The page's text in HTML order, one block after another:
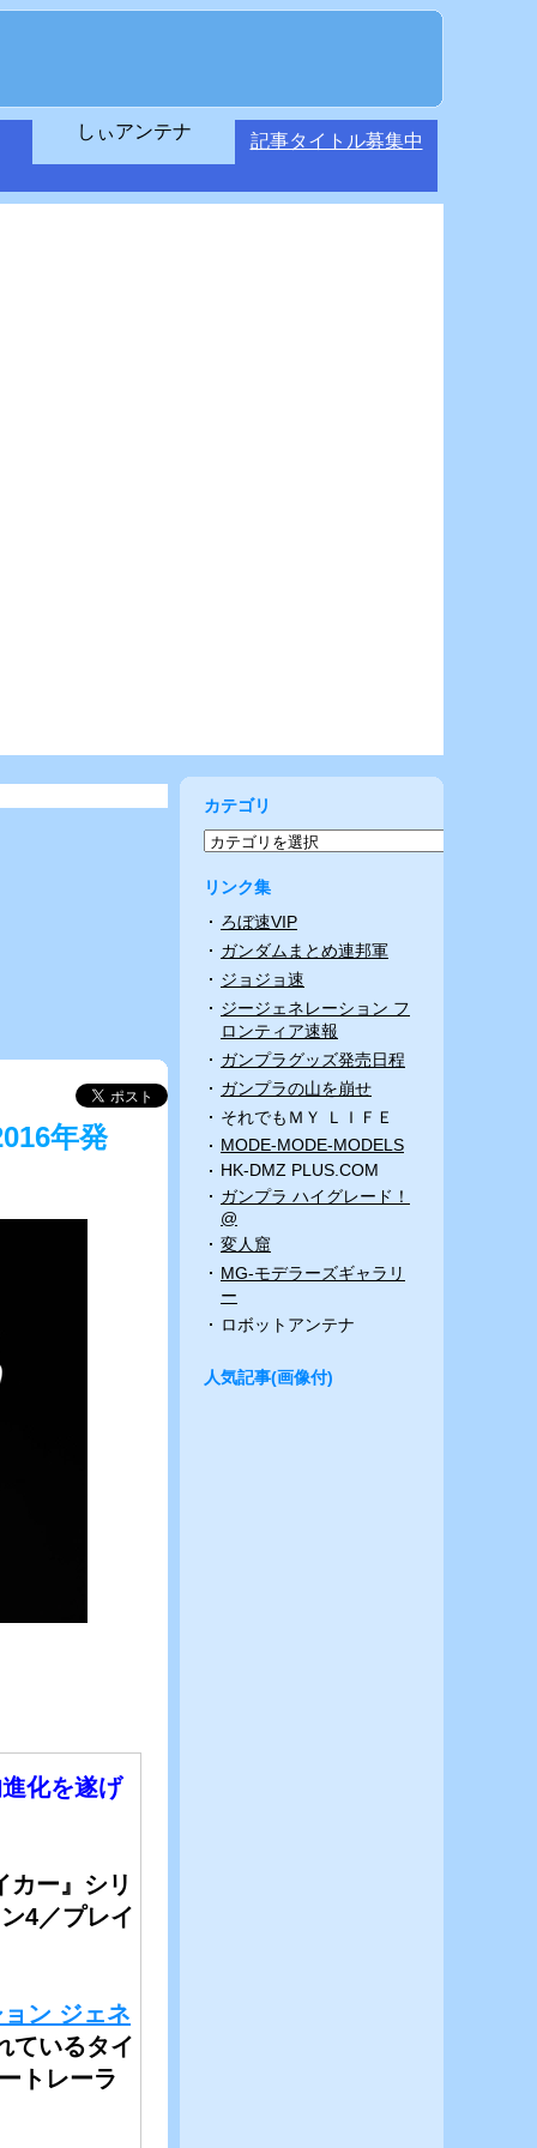
しぃアンテナ 記事タイトル募集中
年発
化を遂げ
ー』シリ
4／プレイ
ン ジェネ
ているタイ
トレーラ
カテゴリ
リンク集
ろぼ速VIP
ガンダムまとめ連邦軍
ジョジョ速
ジージェネレーション フ
ロンティア速報
ガンプラグッズ発売日程
ガンプラの山を崩せ
それでもＭＹ ＬＩＦＥ
MODE-MODE-MODELS
HK-DMZ PLUS.COM
ガンプラ ハイグレード！
@
変人窟
MG-モデラーズギャラリ
ー
ロボットアンテナ
人気記事(画像付)